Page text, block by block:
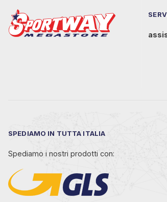
SPEDIAMO IN TUTTA ITALIA
Spediamo i nostri prodotti con: